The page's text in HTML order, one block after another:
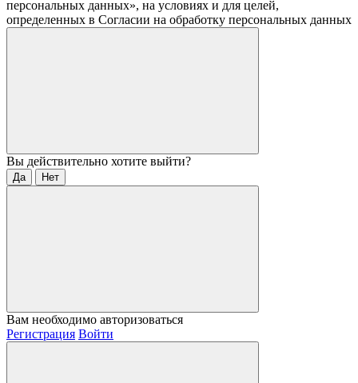
персональных данных», на условиях и для целей,
определенных в Согласии на обработку персональных данных
Вы действительно хотите выйти?
Да Нет
Вам необходимо авторизоваться
Регистрация Войти